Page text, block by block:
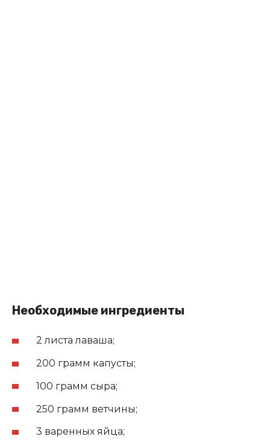
Необходимые ингредиенты
2 листа лаваша;
200 грамм капусты;
100 грамм сыра;
250 грамм ветчины;
3 варенных яйца;